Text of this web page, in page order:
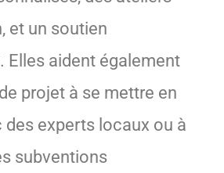
et un soutien
Elles aident également
projet à se mettre en
des experts locaux ou à
subventions